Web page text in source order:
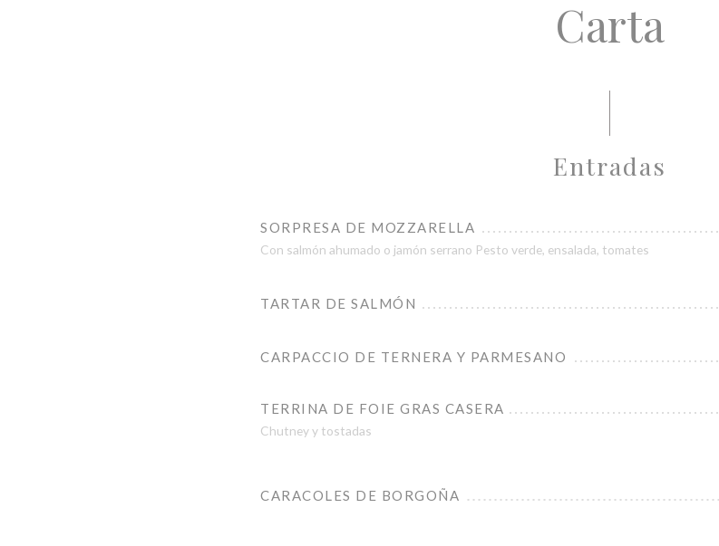
Carta
Entradas
SORPRESA DE MOZZARELLA
Con salmón ahumado o jamón serrano Pesto verde, ensalada, tomates
TARTAR DE SALMÓN
CARPACCIO DE TERNERA Y PARMESANO
TERRINA DE FOIE GRAS CASERA
Chutney y tostadas
CARACOLES DE BORGOÑA